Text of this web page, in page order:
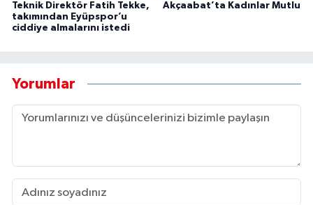
Teknik Direktör Fatih Tekke,
takımından Eyüpspor’u
ciddiye almalarını istedi
Akçaabat’ta Kadınlar Mutlu
Yorumlar